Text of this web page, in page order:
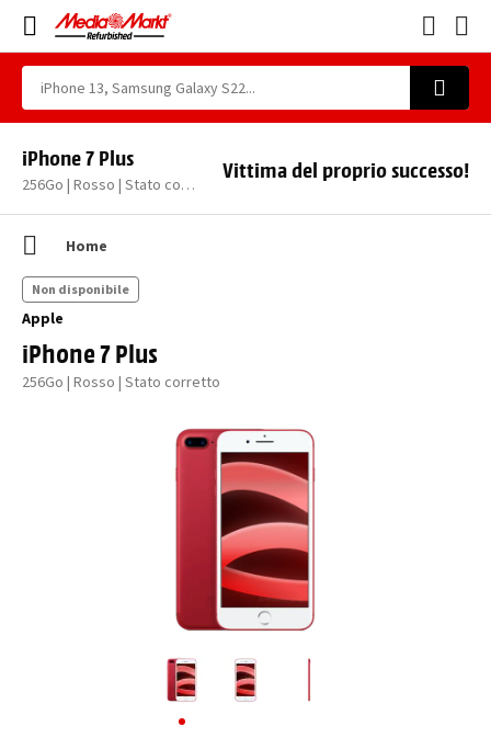
iPhone 7 Plus
256Go | Rosso | Stato corretto
Vittima del proprio successo!
Home
Apple
iPhone 7 Plus
256Go | Rosso | Stato corretto
Non disponibile